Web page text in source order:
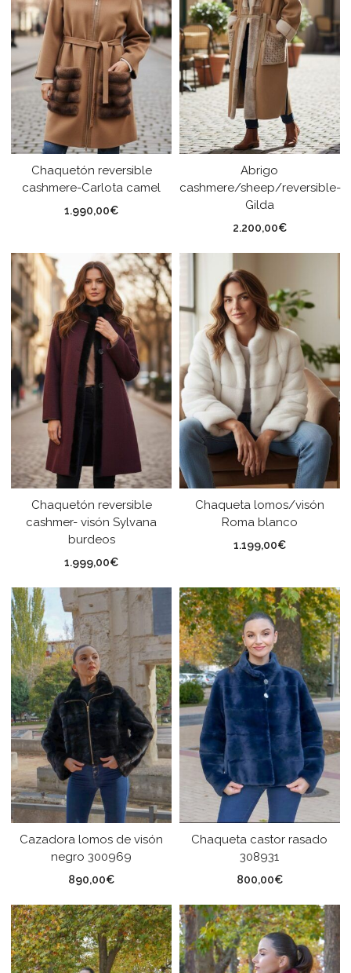
Chaquetón reversible
cashmere-Carlota camel
1.990,00€
Abrigo
cashmere/sheep/reversible-
Gilda
2.200,00€
Chaquetón reversible
cashmer- visón Sylvana
burdeos
1.999,00€
Chaqueta lomos/visón
Roma blanco
1.199,00€
Cazadora lomos de visón
negro 300969
890,00€
Chaqueta castor rasado
308931
800,00€